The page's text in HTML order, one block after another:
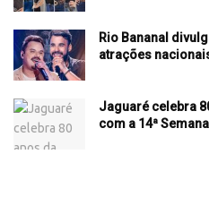
Rio Bananal
atrações
Jaguaré celebra
com a 14ª